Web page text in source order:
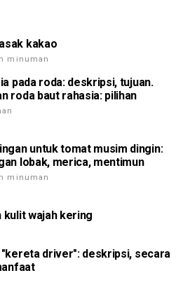
kakao
minuman
pada roda: deskripsi, tujuan.
roda baut rahasia: pilihan
untuk tomat musim dingin:
lobak, merica, mentimun
minuman
kulit wajah kering
driver": deskripsi, secara